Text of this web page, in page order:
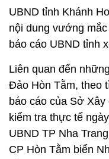
UBND tỉnh Khánh
nội dung vướng
báo cáo UBND tỉnh
Liên quan đến
Đảo Hòn Tằm, theo
báo cáo của Sở
kiểm tra thực tế
UBND TP Nha
CP Hòn Tằm biển